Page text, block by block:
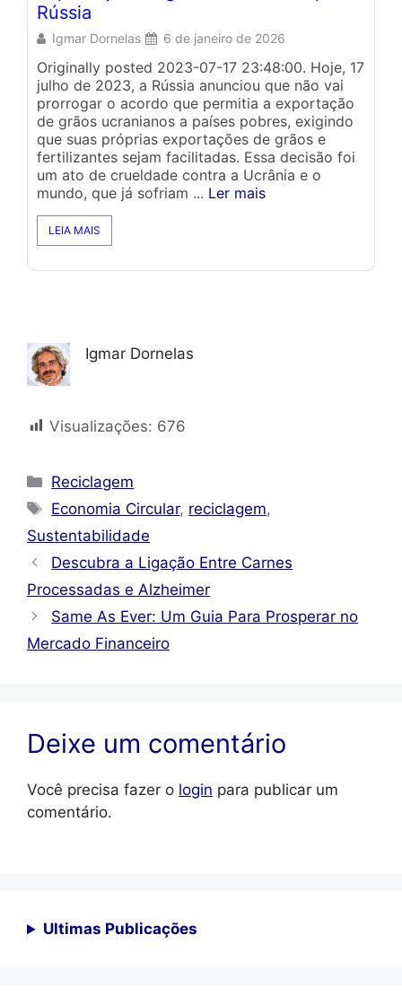
Rússia
Igmar Dornelas 6 de janeiro de 2026
Originally posted 2023-07-17 23:48:00. Hoje, 17
julho de 2023, a Rússia anunciou que não vai
prorrogar o acordo que permitia a exportação
de grãos ucranianos a países pobres, exigindo
que suas próprias exportações de grãos e
fertilizantes sejam facilitadas. Essa decisão foi
um ato de crueldade contra a Ucrânia e o
mundo, que já sofriam ... Ler mais
LEIA MAIS
Igmar Dornelas
Visualizações: 676
Categorias
Reciclagem
Tags
Economia Circular, reciclagem,
Sustentabilidade
Descubra a Ligação Entre Carnes
Processadas e Alzheimer
Same As Ever: Um Guia Para Prosperar no
Mercado Financeiro
Deixe um comentário
Você precisa fazer o login para publicar um
comentário.
Ultimas Publicações